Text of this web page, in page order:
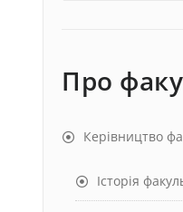
Про
Керівництво
Історія